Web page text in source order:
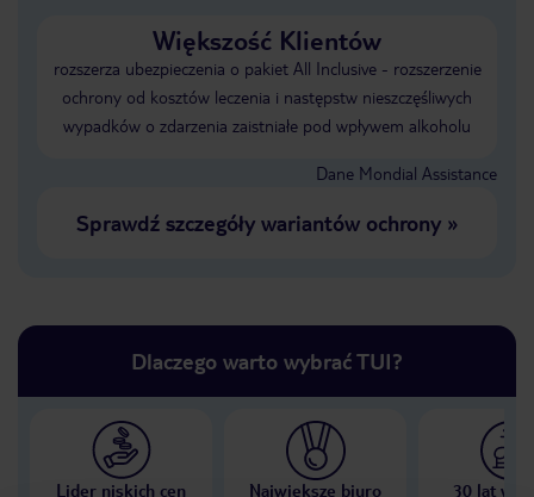
Większość Klientów
rozszerza ubezpieczenia o pakiet All Inclusive - rozszerzenie
ochrony od kosztów leczenia i następstw nieszczęśliwych
wypadków o zdarzenia zaistniałe pod wpływem alkoholu
Dane Mondial Assistance
Sprawdź szczegóły wariantów ochrony»
Dlaczego warto wybrać TUI?
Lider niskich cen Największe biuro 30 lat w